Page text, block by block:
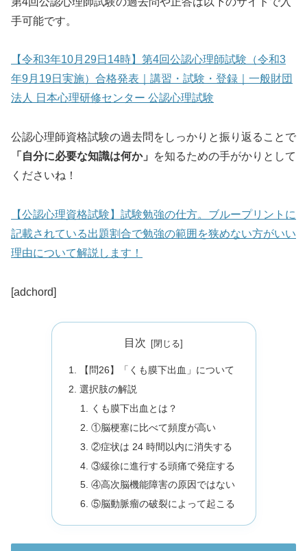
手可能です。
【令和3年10月29日14時】第4回公認心理師試験（令和3
年9月19日実施）合格発表｜講習・試験・登録｜一般財団
法人 日本心理研修センター 公認心理試験
公認心理師資格試験の過去問をしっかりと振り返ることで
「自分に必要な知識は何か」
を知るための手がかりとして
くださいね！
【公認心理資格試験】試験勉強の仕方。ブループリントに
記載されている出題割合で勉強の範囲を狭めない方がいい
理由について解説します！
[adchord]
目次
【問26】「くも膜下出血」について
選択肢の解説
くも膜下出血とは？
①脳梗塞に比べて頻度が高い
②症状は 24 時間以内に消失する
③緩徐に進行する頭痛で発症する
④高次脳機能障害の原因ではない
⑤脳動脈瘤の破裂によって起こる